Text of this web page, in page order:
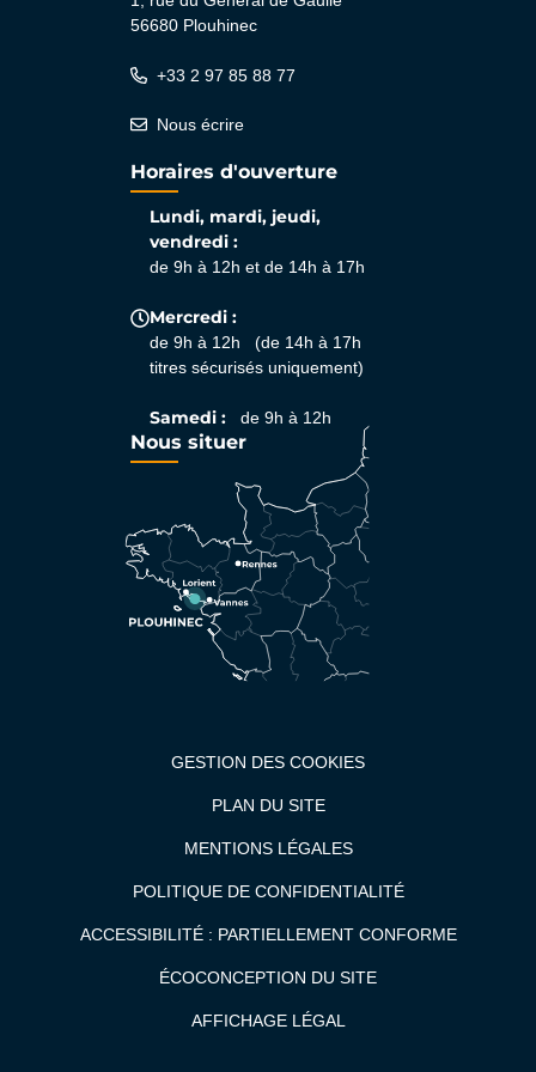
56680 Plouhinec
+33 2 97 85 88 77
Nous écrire
Horaires d'ouverture
Lundi, mardi, jeudi,
vendredi :
de 9h à 12h et de 14h à 17h
Mercredi :
de 9h à 12h (de 14h à 17h
titres sécurisés uniquement)
Samedi : de 9h à 12h
Nous situer
GESTION DES COOKIES
PLAN DU SITE
MENTIONS LÉGALES
POLITIQUE DE CONFIDENTIALITÉ
ACCESSIBILITÉ : PARTIELLEMENT CONFORME
ÉCOCONCEPTION DU SITE
AFFICHAGE LÉGAL